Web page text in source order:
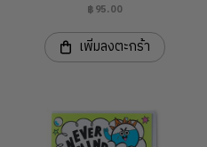
฿95.00
เพิ่มลงตะกร้า